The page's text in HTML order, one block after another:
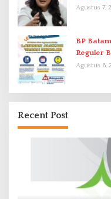
Agustus 7,
BP
Reguler
Agustus 6,
Recent Post